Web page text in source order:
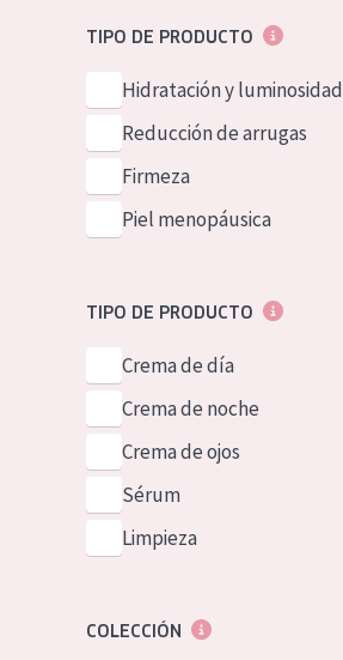
GermanTIPO DE PRODUCTO
Hidratación y luminosidad
Reducción de arrugas
Firmeza
Piel menopáusica
TIPO DE PRODUCTO
Crema de día
Crema de noche
Crema de ojos
Sérum
Limpieza
COLECCIÓN